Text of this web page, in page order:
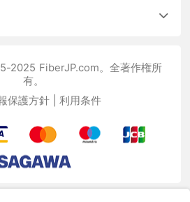
2025 FiberJP.com。全著作権所
有。
保護方針
利用条件